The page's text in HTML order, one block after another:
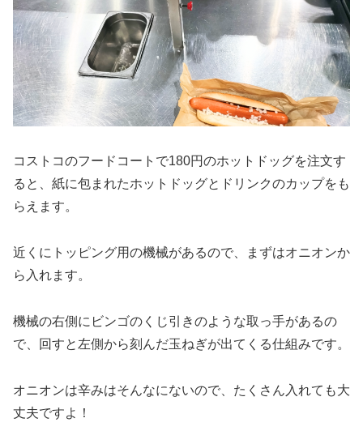
コストコのフードコートで180円のホットドッグを注文す
ると、紙に包まれたホットドッグとドリンクのカップをも
らえます。
近くにトッピング用の機械があるので、まずはオニオンか
ら入れます。
機械の右側にビンゴのくじ引きのような取っ手があるの
で、回すと左側から刻んだ玉ねぎが出てくる仕組みです。
オニオンは辛みはそんなにないので、たくさん入れても大
丈夫ですよ！